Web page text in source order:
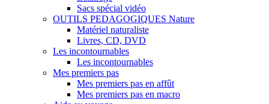
Sacs spécial vidéo
OUTILS PEDAGOGIQUES Nature
Matériel naturaliste
Livres, CD, DVD
Les incontournables
Les incontournables
Mes premiers pas
Mes premiers pas en affût
Mes premiers pas en macro